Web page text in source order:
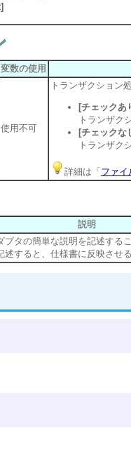
変数の使用
使用不可
トランザクション
[チェックあ
トランザク
[チェックな
トランザク
詳細は「 ファイ
説明
プタの簡単な説明を記述する
述すると、仕様書に反映させ